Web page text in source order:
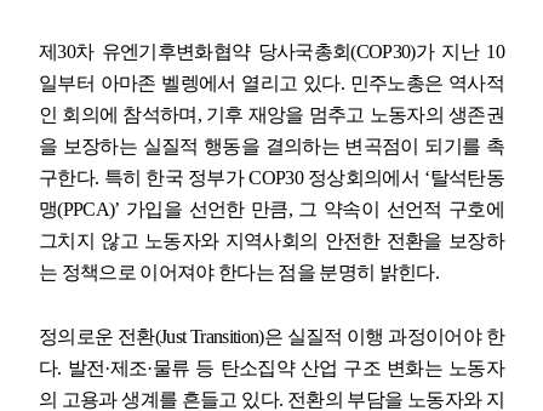
제30차 유엔기후변화협약 당사국총회(COP30)가 지난 10
일부터 아마존 벨렝에서 열리고 있다. 민주노총은 역사적
인 회의에 참석하며 , 기후 재앙을 멈추고 노동자의 생존권
을 보장하는 실질적 행동을 결의하는 변곡점이 되기를 촉
구한다. 특히 한국 정부가COP30 정상회의에서 ‘탈석탄동
맹(PPCA)’ 가입을 선언한 만큼, 그 약속이 선언적 구호에
그치지 않고 노동자와 지역사회의 안전한 전환을 보장하
는 정책으로 이어져야 한다는 점을 분명히 밝힌다.
정의로운 전환(Just Transition)은 실질적 이행 과정이어야 한
다. 발전·제조·물류 등 탄소집약 산업 구조 변화는 노동자
의 고용과 생계를 흔들고 있다. 전환의 부담을 노동자와 지